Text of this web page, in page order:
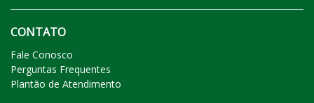
CONTATO
Fale Conosco
Perguntas Frequentes
Plantão de Atendimento